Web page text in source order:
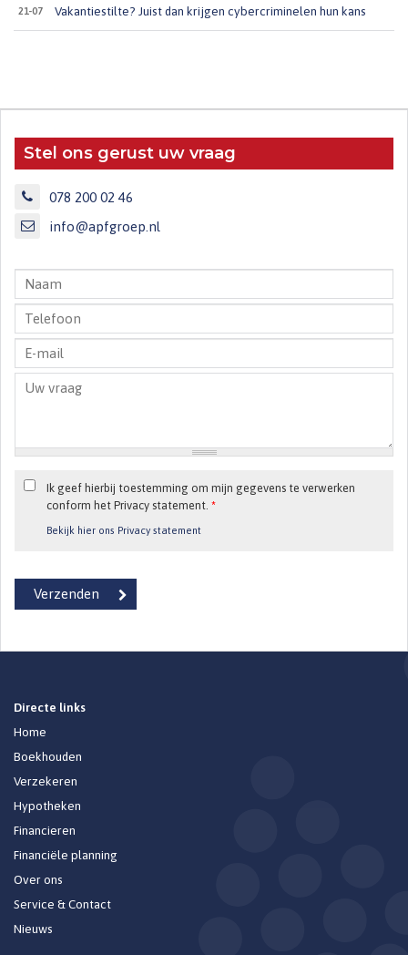
21-07 Vakantiestilte? Juist dan krijgen cybercriminelen hun kans
Stel ons gerust uw vraag
078 200 02 46
info@apfgroep.nl
Ik geef hierbij toestemming om mijn gegevens te verwerken
conform het Privacy statement. *
Bekijk hier ons Privacy statement
Directe links
Home
Boekhouden
Verzekeren
Hypotheken
Financieren
Financiële planning
Over ons
Service & Contact
Nieuws